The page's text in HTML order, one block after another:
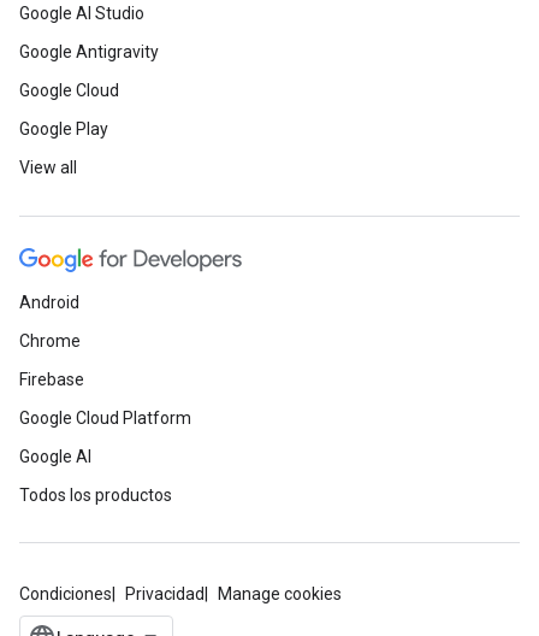
Google AI Studio
Google Antigravity
Google Cloud
Google Play
View all
Android
Chrome
Firebase
Google Cloud Platform
Google AI
Todos los productos
Condiciones Privacidad Manage cookies